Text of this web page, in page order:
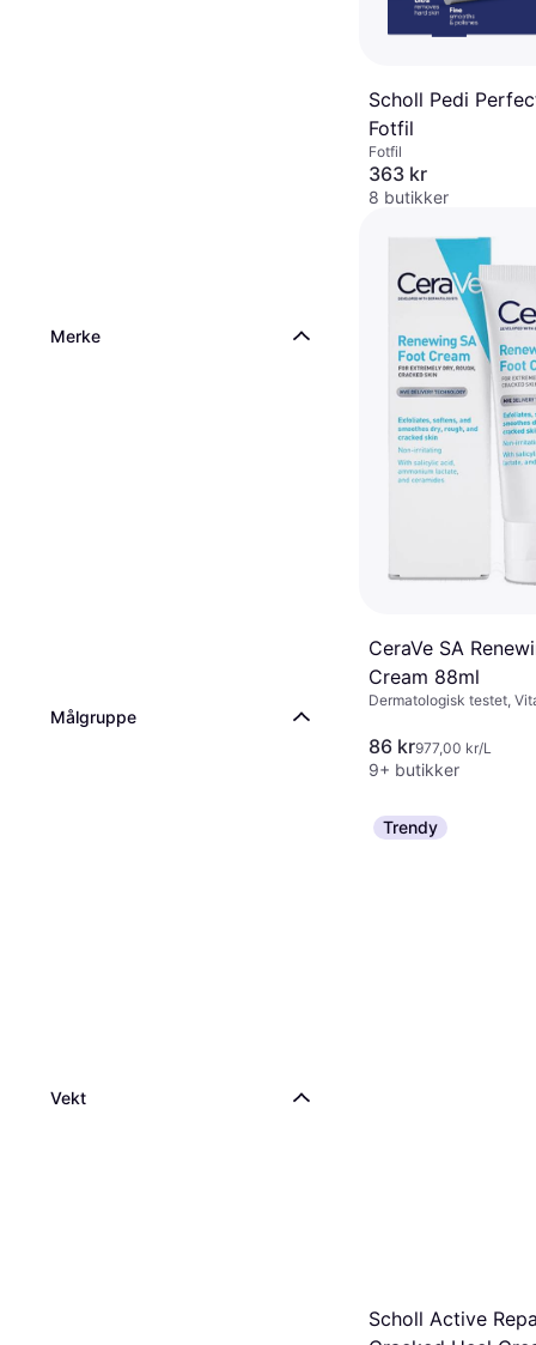
Merke
Målgruppe
Vekt
Scholl Pedi
Fotfil
Fotfil
363 kr
8 butikker
CeraVe SA
Cream 88ml
Dermatologisk testet,
Niacinamid
86 kr977,00 kr/L
9+ butikker
Trendy
Scholl Active